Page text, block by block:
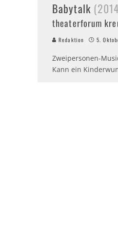
Babytalk
theaterforum
Redaktion 5.
Zweipersonen-
Kann ein